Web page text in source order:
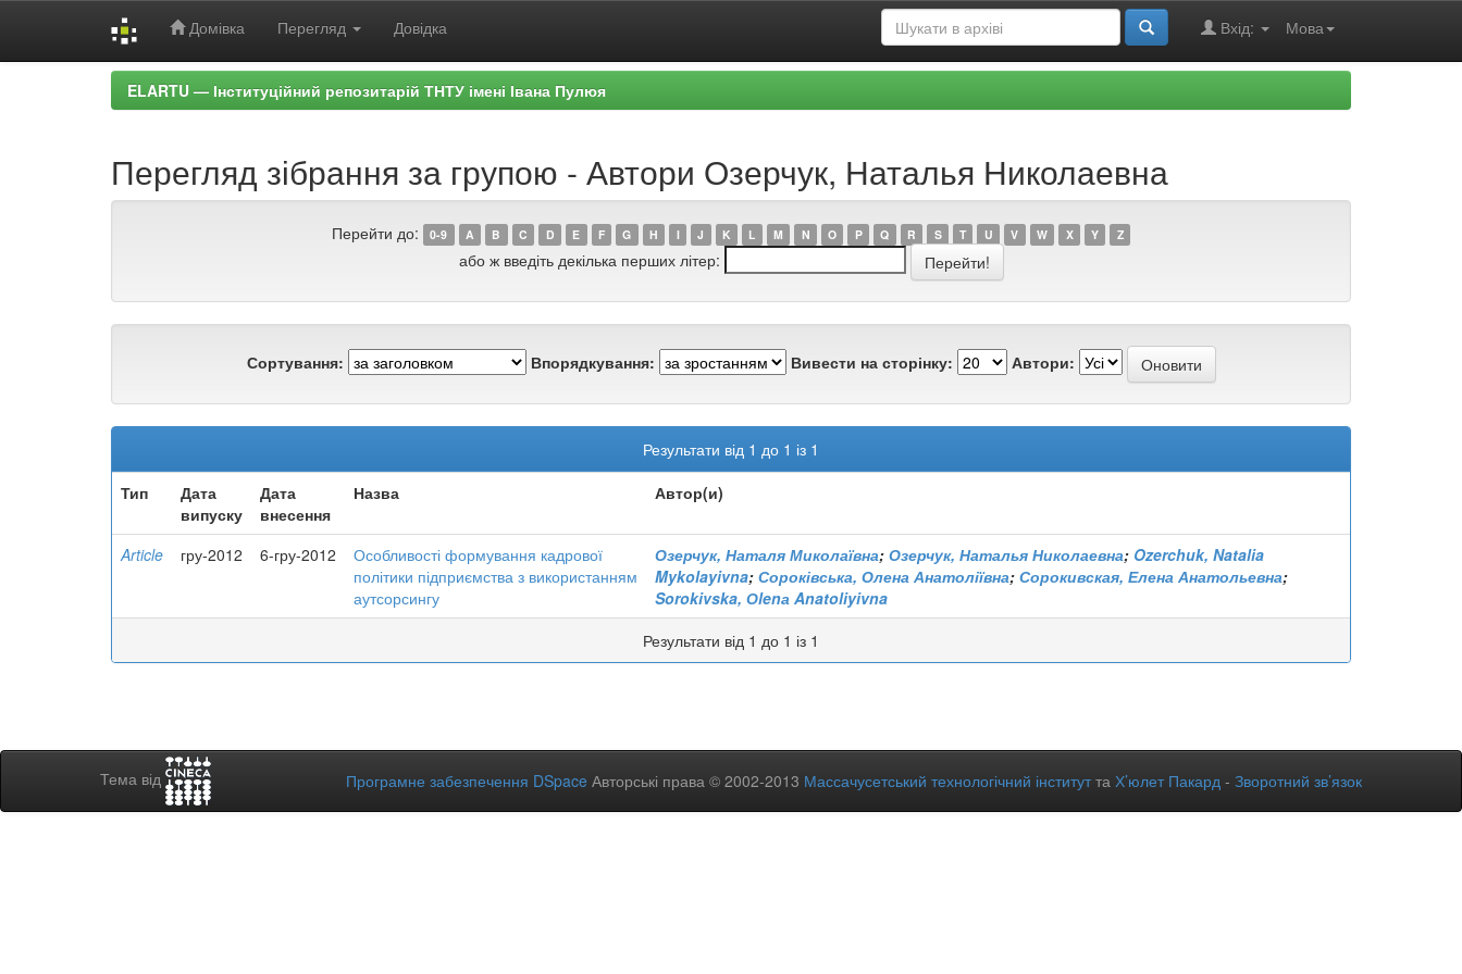
Домівка Перегляд Довідка Мова
Вхід:
ELARTU — Інституційний репозитарій ТНТУ імені Івана Пулюя
Перегляд зібрання за групою - Автори Озерчук, Наталья Николаевна
Перейти до: 0-9 A B C D E F G H I J K L M N O P Q R S T U V W X Y Z
або ж введіть декілька перших літер:
Сортування: Впорядкування: Вивести на сторінку: Автори:
Результати від 1 до 1 із 1
Тип
Дата
випуску
Дата
внесення
Назва Автор(и)
Article гру-2012 6-гру-2012
Особливості формування кадрової
політики підприємства з використанням
аутсорсингу
Озерчук, Наталя Миколаївна; Озерчук, Наталья Николаевна; Ozerchuk, Natalia
Mykolayivna; Сороківська, Олена Анатоліївна; Сорокивская, Елена Анатольевна;
Sorokivska, Оlenа Anatoliyivna
Результати від 1 до 1 із 1
Тема від Програмне забезпечення DSpace Авторські права © 2002-2013 Массачусетський технологічний інститутта Х’юлет Пакард - Зворотний зв’язок